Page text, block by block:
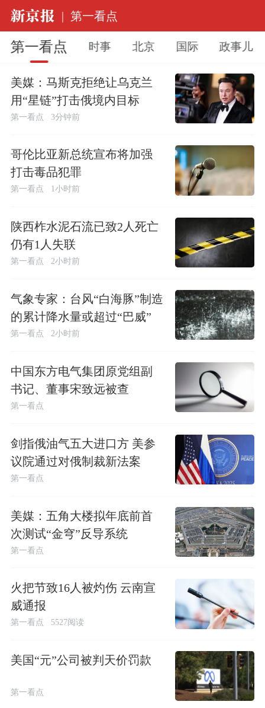
| 第一看点
第一看点 时事 北京 国际 政事儿
美媒：马斯克拒绝让乌克兰
用“星链”打击俄境内目标
第一看点 3分钟前
哥伦比亚新总统宣布将加强
打击毒品犯罪
第一看点 1小时前
陕西柞水泥石流已致2人死亡
仍有1人失联
第一看点 2小时前
气象专家：台风“白海豚”制造
的累计降水量或超过“巴威”
第一看点 2小时前
中国东方电气集团原党组副
书记、董事宋致远被查
第一看点
剑指俄油气五大进口方 美参
议院通过对俄制裁新法案
第一看点
美媒：五角大楼拟年底前首
次测试“金穹”反导系统
第一看点
火把节致16人被灼伤 云南宣
威通报
第一看点 5527阅读
美国“元”公司被判天价罚款
第一看点